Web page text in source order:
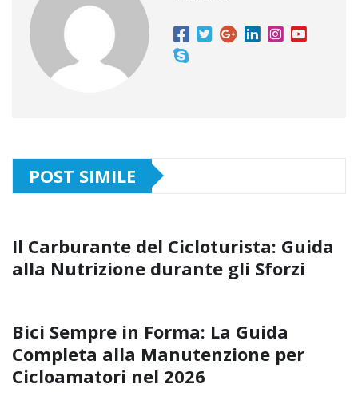
POST SIMILE
Il Carburante del Cicloturista: Guida
alla Nutrizione durante gli Sforzi
Bici Sempre in Forma: La Guida
Completa alla Manutenzione per
Cicloamatori nel 2026